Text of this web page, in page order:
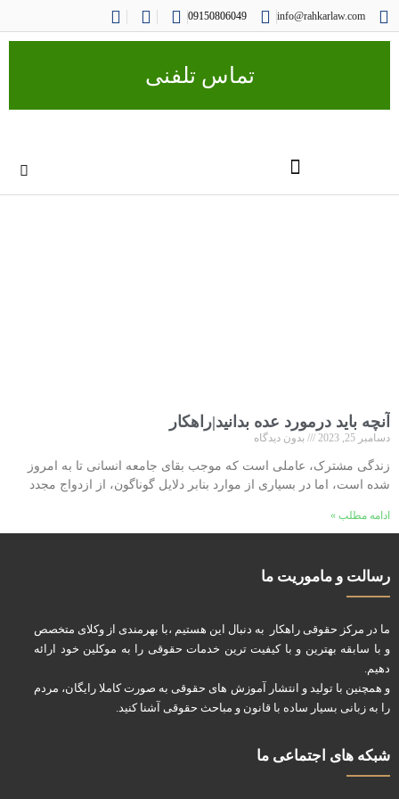
info@rahkarlaw.com
09150806049
تماس تلفنی
آنچه باید درمورد عده بدانید|راهکار
دسامبر 25, 2023 بدون دیدگاه
زندگی مشترک، عاملی است که موجب بقای جامعه انسانی تا به امروز
شده است، اما در بسیاری از موارد بنابر دلایل گوناگون، از ازدواج مجدد
ادامه مطلب »
رسالت و ماموریت ما
ما در مرکز حقوقی راهکار به دنبال این هستیم ،با بهرمندی از وکلای متخصص
و با سابقه بهترین و با کیفیت ترین خدمات حقوقی را به موکلین خود ارائه
دهیم.
و همچنین با تولید و انتشار آموزش های حقوقی به صورت کاملا رایگان، مردم
را به زبانی بسیار ساده با قانون و مباحث حقوقی آشنا کنید.
شبکه های اجتماعی ما